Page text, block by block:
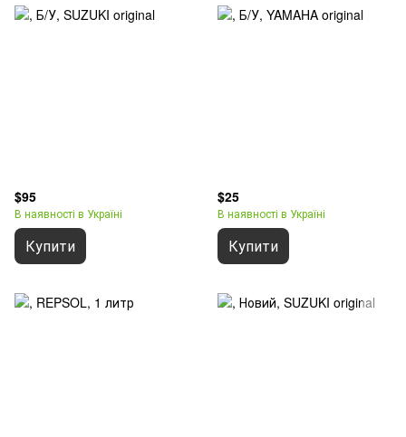
$95
В наявності в Україні
Купити
$25
В наявності в Україні
Купити